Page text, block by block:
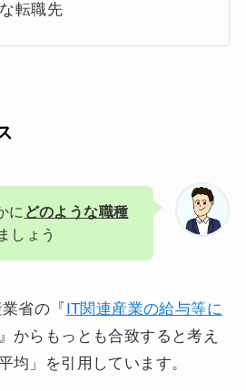
転職先
に どのような職種
しょう
省の『 IT関連産業の給与等に
』からもっとも合致すると考え
均」を引用しています。